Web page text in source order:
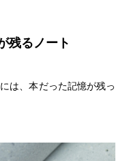
残るノート
は、本だった記憶が残っ